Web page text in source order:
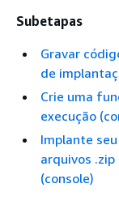
Subetapas
Gravar
de
Crie uma
execução
Implante
arquivos
(console)